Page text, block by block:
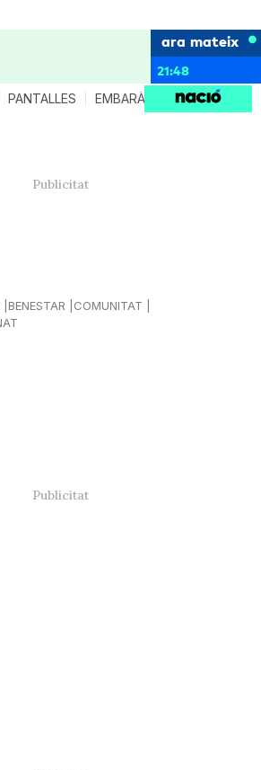
ara mateix
21:48
PANTALLES EMBARÀS CRIANÇA
BENESTAR
COMUNITAT